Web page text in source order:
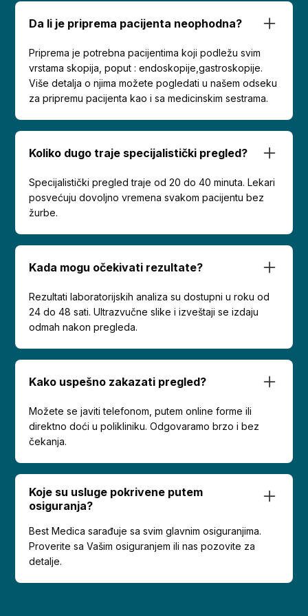
Da li je priprema pacijenta neophodna?
Priprema je potrebna pacijentima koji podležu svim
vrstama skopija, poput : endoskopije,gastroskopije.
Više detalja o njima možete pogledati u našem odseku
za pripremu pacijenta kao i sa medicinskim sestrama.
Koliko dugo traje specijalistički pregled?
Specijalistički pregled traje od 20 do 40 minuta. Lekari
posvećuju dovoljno vremena svakom pacijentu bez
žurbe.
Kada mogu očekivati rezultate?
Rezultati laboratorijskih analiza su dostupni u roku od
24 do 48 sati. Ultrazvučne slike i izveštaji se izdaju
odmah nakon pregleda.
Kako uspešno zakazati pregled?
Možete se javiti telefonom, putem online forme ili
direktno doći u polikliniku. Odgovaramo brzo i bez
čekanja.
Koje su usluge pokrivene putem
osiguranja?
Best Medica sarađuje sa svim glavnim osiguranjima.
Proverite sa Vašim osiguranjem ili nas pozovite za
detalje.